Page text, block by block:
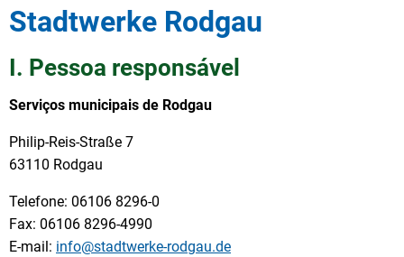
Deutsch
Stadtwerke Rodgau
I. Pessoa responsável
Serviços municipais de Rodgau
Philip-Reis-Straße 7
63110 Rodgau
Telefone: 06106 8296-0
Fax: 06106 8296-4990
E-mail: info@stadtwerke-rodgau.de